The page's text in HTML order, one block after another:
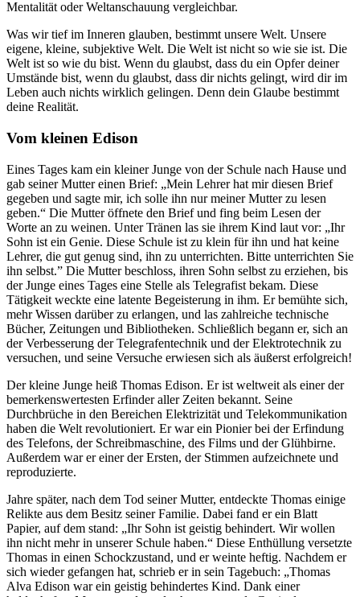
Mentalität oder Weltanschauung vergleichbar.
Was wir tief im Inneren glauben, bestimmt unsere Welt. Unsere
eigene, kleine, subjektive Welt. Die Welt ist nicht so wie sie ist. Die
Welt ist so wie du bist. Wenn du glaubst, dass du ein Opfer deiner
Umstände bist, wenn du glaubst, dass dir nichts gelingt, wird dir im
Leben auch nichts wirklich gelingen. Denn dein Glaube bestimmt
deine Realität.
Vom kleinen Edison
Eines Tages kam ein kleiner Junge von der Schule nach Hause und
gab seiner Mutter einen Brief: „Mein Lehrer hat mir diesen Brief
gegeben und sagte mir, ich solle ihn nur meiner Mutter zu lesen
geben.“ Die Mutter öffnete den Brief und fing beim Lesen der
Worte an zu weinen. Unter Tränen las sie ihrem Kind laut vor: „Ihr
Sohn ist ein Genie. Diese Schule ist zu klein für ihn und hat keine
Lehrer, die gut genug sind, ihn zu unterrichten. Bitte unterrichten Sie
ihn selbst.” Die Mutter beschloss, ihren Sohn selbst zu erziehen, bis
der Junge eines Tages eine Stelle als Telegrafist bekam. Diese
Tätigkeit weckte eine latente Begeisterung in ihm. Er bemühte sich,
mehr Wissen darüber zu erlangen, und las zahlreiche technische
Bücher, Zeitungen und Bibliotheken. Schließlich begann er, sich an
der Verbesserung der Telegrafentechnik und der Elektrotechnik zu
versuchen, und seine Versuche erwiesen sich als äußerst erfolgreich!
Der kleine Junge heiß Thomas Edison. Er ist weltweit als einer der
bemerkenswertesten Erfinder aller Zeiten bekannt. Seine
Durchbrüche in den Bereichen Elektrizität und Telekommunikation
haben die Welt revolutioniert. Er war ein Pionier bei der Erfindung
des Telefons, der Schreibmaschine, des Films und der Glühbirne.
Außerdem war er einer der Ersten, der Stimmen aufzeichnete und
reproduzierte.
Jahre später, nach dem Tod seiner Mutter, entdeckte Thomas einige
Relikte aus dem Besitz seiner Familie. Dabei fand er ein Blatt
Papier, auf dem stand: „Ihr Sohn ist geistig behindert. Wir wollen
ihn nicht mehr in unserer Schule haben.“ Diese Enthüllung versetzte
Thomas in einen Schockzustand, und er weinte heftig. Nachdem er
sich wieder gefangen hat, schrieb er in sein Tagebuch: „Thomas
Alva Edison war ein geistig behindertes Kind. Dank einer